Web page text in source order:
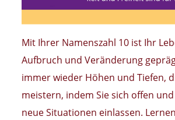
Mit Ihrer Namenszahl 10 ist Ihr
Aufbruch und Veränderung
immer wieder Höhen und Tiefen,
meistern, indem Sie sich offen
neue Situationen einlassen.